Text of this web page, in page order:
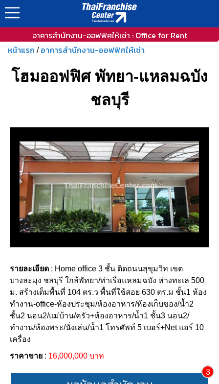
อาคารสำนักงาน-ออฟฟิศให้เช่า : Office for Rent
หน้าแรก / อาคารสำนักงาน-ออฟฟิศให้เช่า
โฮมออฟฟิศ พัทยา-แหลมฉบัง
ชลบุรี
รายละเอียด : Home office 3 ชั้น ติดถนนสุขุมวิท เขต
บางละมุง ชลบุรี ใกล้พัทยา/ท่าเรือแหลมฉบัง ห่างทะเล 500
ม. สร้างเต็มพื้นที่ 104 ตร.ว พื้นที่ใช้สอย 630 ตร.ม ชั้น1 ห้อง
ทำงาน-office-ห้องประชุม/ห้องอาหาร/ห้องเก็บของ/น้ำ2
ชั้น2 นอน2/แม่บ้าน/ครัว+ห้องอาหาร/น้ำ1 ชั้น3 นอน2/
ทำงาน/ห้องพระ/นั่งเล่น/น้ำ1 โทรศัพท์ 5 เบอร์+Net แอร์ 10
เครื่อง
ราคาขาย : 16,000,000 บาท
3